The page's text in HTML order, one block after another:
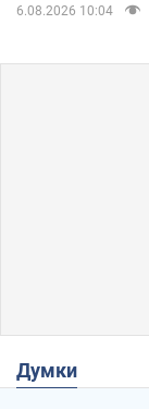
6.08.2026 10:04
Думки